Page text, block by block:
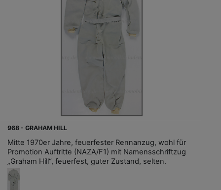
968 - GRAHAM HILL
Mitte 1970er Jahre, feuerfester Rennanzug, wohl für
Promotion Auftritte (NAZA/F1) mit Namensschriftzug
„Graham Hill“, feuerfest, guter Zustand, selten.